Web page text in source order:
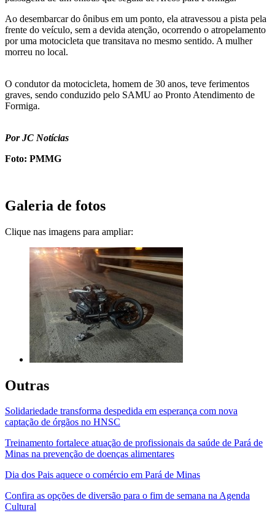
Ao desembarcar do ônibus em um ponto, ela atravessou a pista pela
frente do veículo, sem a devida atenção, ocorrendo o atropelamento
por uma motocicleta que transitava no mesmo sentido. A mulher
morreu no local.
O condutor da motocicleta, homem de 30 anos, teve ferimentos
graves, sendo conduzido pelo SAMU ao Pronto Atendimento de
Formiga.
Por JC Notícias
Foto: PMMG
Galeria de fotos
Clique nas imagens para ampliar:
Outras
Solidariedade transforma despedida em esperança com nova
captação de órgãos no HNSC
Treinamento fortalece atuação de profissionais da saúde de Pará de
Minas na prevenção de doenças alimentares
Dia dos Pais aquece o comércio em Pará de Minas
Confira as opções de diversão para o fim de semana na Agenda
Cultural